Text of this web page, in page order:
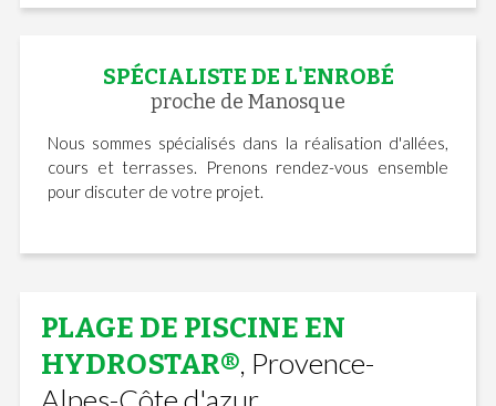
SPÉCIALISTE DE L'ENROBÉ
proche de Manosque
Nous sommes spécialisés dans la réalisation d'allées,
cours et terrasses. Prenons rendez-vous ensemble
pour discuter de votre projet.
PLAGE DE PISCINE EN
HYDROSTAR®, Provence-